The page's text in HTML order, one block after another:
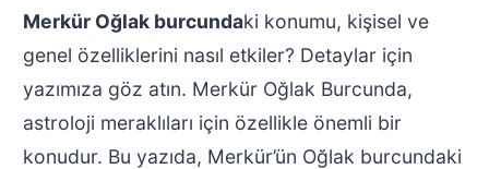
Merkür Oğlak burcundaki konumu, kişisel ve
genel özelliklerini nasıl etkiler? Detaylar için
yazımıza göz atın. Merkür Oğlak Burcunda,
astroloji meraklıları için özellikle önemli bir
konudur. Bu yazıda, Merkür’ün Oğlak burcundaki